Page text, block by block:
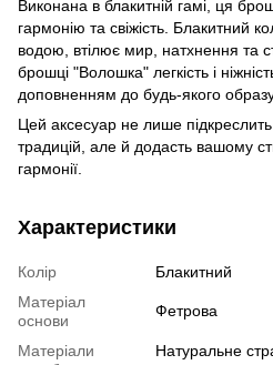
Виконана в блакитній гамі, ця
гармонію та свіжість. Блакитний
водою, втілює мир, натхнення та
брошці "Волошка" легкість і
доповненням до будь-якого
Цей аксесуар не лише
традицій, але й додасть вашому
гармонії.
Характеристики
Колір
Блакитний
Матеріал
основи
Фетрова
Матеріали
Натуральне